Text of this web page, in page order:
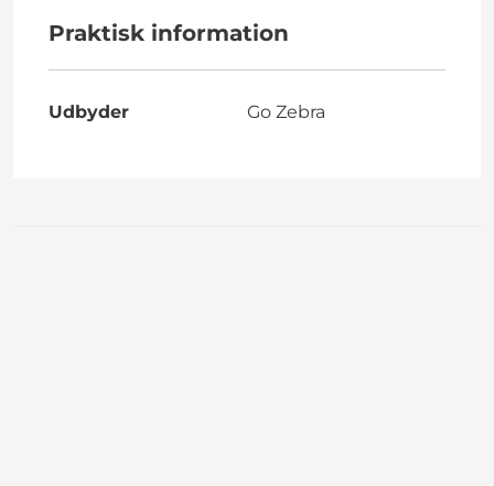
Praktisk information
Udbyder Go Zebra